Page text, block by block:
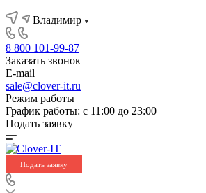
Владимир
8 800 101-99-87
Заказать звонок
E-mail
sale@clover-it.ru
Режим работы
График работы: с 11:00 до 23:00
Подать заявку
Подать заявку